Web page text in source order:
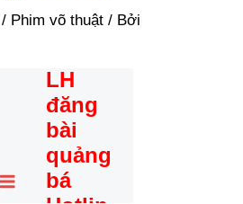
/ Phim võ thuật / Bởi